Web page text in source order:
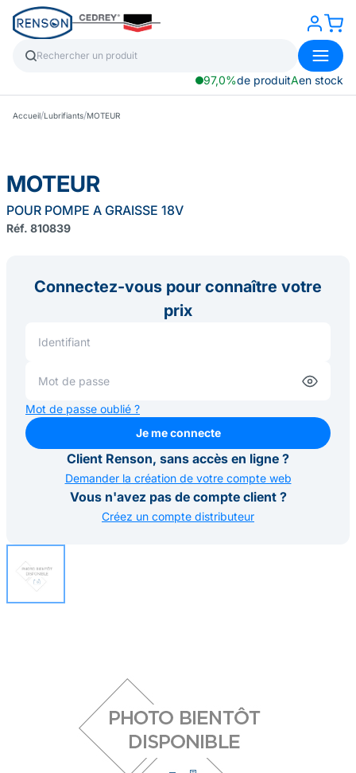
97,0%de produitAen stock
Accueil/Lubrifiants/MOTEUR
MOTEUR
POUR POMPE A GRAISSE 18V
Réf. 810839
Connectez-vous pour connaître votre
prix
Mot de passe oublié ?
Je me connecte
Je me connecte
Client Renson, sans accès en ligne ?
Demander la création de votre compte web
Vous n'avez pas de compte client ?
Créez un compte distributeur